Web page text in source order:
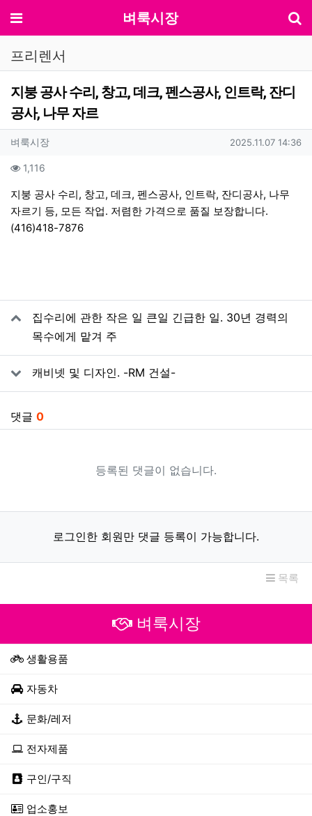
메뉴 벼룩시장
프리렌서
지붕 공사 수리, 창고, 데크, 펜스공사, 인트락, 잔디
공사, 나무 자르
작성자 정보
벼룩시장작성 작성일
2025.11.07 14:36
컨텐츠 정보
1,116
본문
지붕 공사 수리, 창고, 데크, 펜스공사, 인트락, 잔디공사, 나무
자르기 등, 모든 작업. 저렴한 가격으로 품질 보장합니다.
(416)418-7876
관련자료
집수리에 관한 작은 일 큰일 긴급한 일. 30년 경력의
목수에게 맡겨 주
캐비넷 및 디자인. -RM 건설-
댓글 0
등록된 댓글이 없습니다.
로그인한 회원만 댓글 등록이 가능합니다.
목록
벼룩시장
생활용품
자동차
문화/레저
전자제품
구인/구직
업소홍보